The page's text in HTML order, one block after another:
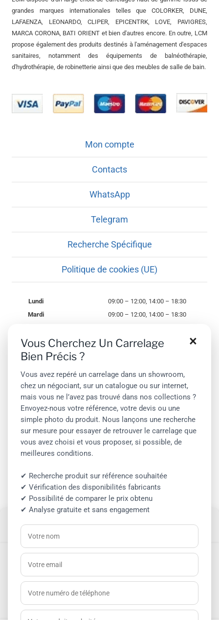
que les cookies pour stocker et/ou accéder aux informations des appareils.
Le fait de consentir à ces technologies nous permettra de traiter des
données telles que le comportement de navigation ou les ID uniques sur ce
site. Le fait de ne pas consentir ou de retirer son consentement peut avoir
un effet négatif sur certaines caractéristiques et fonctions.
grandes marques internationales telles que COLORKER, DUNE,
LAFAENZA, LEONARDO, CLIPER, EPICENTRK, LOVE, PAVIGRES,
MARCA CORONA, BATI ORIENT et bien d'autres encore. En outre, LCM
propose également des produits destinés à l'aménagement d'espaces
sanitaires, notamment des équipements de balnéothérapie,
d'hydrothérapie, de robinetterie ainsi que des meubles de salle de bain.
Mon compte
Contacts
WhatsApp
Telegram
Recherche Spécifique
Politique de cookies (UE)
Lundi
09:00 – 12:00, 14:00 – 18:30
Mardi
09:00 – 12:00, 14:00 – 18:30
Jeudi
09:00 – 12:00, 14:00 – 18:30
Vendredi
marketing et activer ce contenu
×
Vous Cherchez Un Carrelage
Bien Précis ?
Vous avez repéré un carrelage dans un showroom,
chez un négociant, sur un catalogue ou sur internet,
mais vous ne l’avez pas trouvé dans nos collections ?
Envoyez-nous votre référence, votre devis ou une
simple photo du produit. Nous lançons une recherche
sur mesure pour essayer de retrouver le carrelage que
vous avez choisi et vous proposer, si possible, de
meilleures conditions.
✔ Recherche produit sur référence souhaitée
✔ Vérification des disponibilités fabricants
✔ Possibilité de comparer le prix obtenu
✔ Analyse gratuite et sans engagement